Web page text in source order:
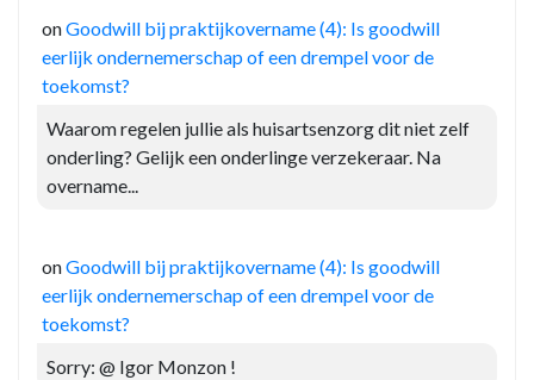
onGoodwill bij praktijkovername (4): Is goodwill
eerlijk ondernemerschap of een drempel voor de
toekomst?
Waarom regelen jullie als huisartsenzorg dit niet zelf
onderling? Gelijk een onderlinge verzekeraar. Na
overname...
onGoodwill bij praktijkovername (4): Is goodwill
eerlijk ondernemerschap of een drempel voor de
toekomst?
Sorry: @ Igor Monzon !